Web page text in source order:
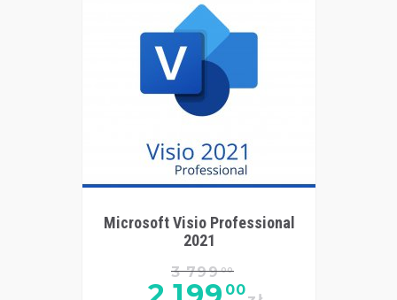
Microsoft Visio Professional
2021
3 79900
00